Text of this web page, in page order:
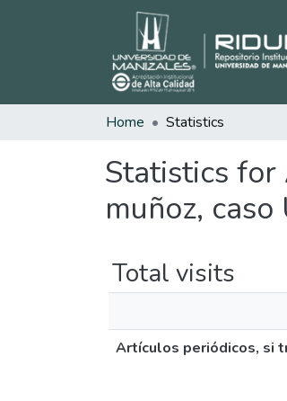
Home Statistics
Statistics for
muñoz,
Total visits
Artículos periódicos, si